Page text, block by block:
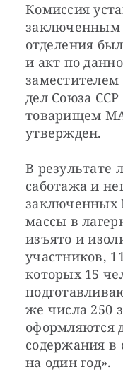
Комиссия
заключенным
отделения
и акт по
дел Союза
товарищем
утвержден.
В результате
саботажа и
заключенных
массы в
изъято и
участников,
которых 15
же числа 250
оформляются
содержания в
на один год».